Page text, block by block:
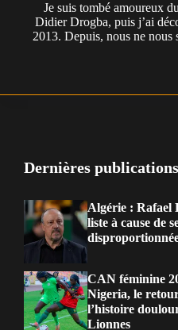
Je suis tombé amoureux
Didier Drogba, puis j’ai
2013. Depuis, nous ne nous
Dernières publications
Algérie : Rafael
liste à cause de
CAN féminine
Nigeria, le
l’histoire
Lionnes